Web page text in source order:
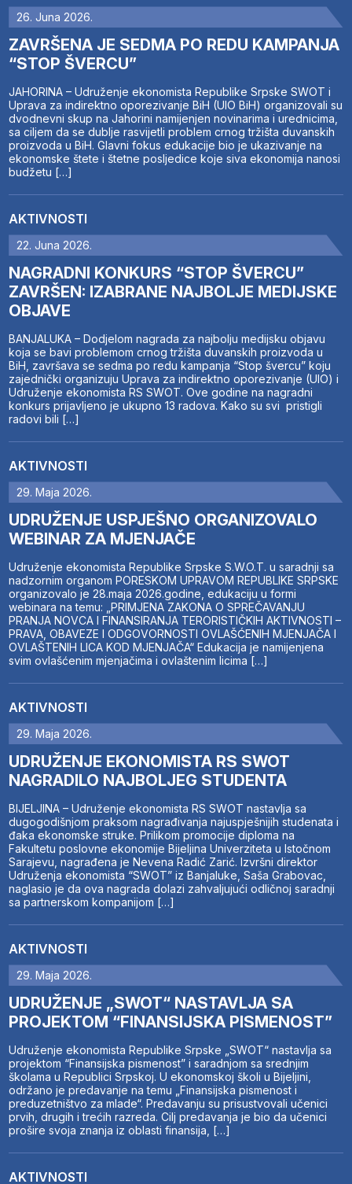
26. Juna 2026.
ZAVRŠENA JE SEDMA PO REDU KAMPANJA
“STOP ŠVERCU”
JAHORINA – Udruženje ekonomista Republike Srpske SWOT i
Uprava za indirektno oporezivanje BiH (UIO BiH) organizovali su
dvodnevni skup na Jahorini namijenjen novinarima i urednicima,
sa ciljem da se dublje rasvijetli problem crnog tržišta duvanskih
proizvoda u BiH. Glavni fokus edukacije bio je ukazivanje na
ekonomske štete i štetne posljedice koje siva ekonomija nanosi
budžetu […]
AKTIVNOSTI
22. Juna 2026.
NAGRADNI KONKURS “STOP ŠVERCU”
ZAVRŠEN: IZABRANE NAJBOLJE MEDIJSKE
OBJAVE
BANJALUKA – Dodjelom nagrada za najbolju medijsku objavu
koja se bavi problemom crnog tržišta duvanskih proizvoda u
BiH, završava se sedma po redu kampanja “Stop švercu” koju
zajednički organizuju Uprava za indirektno oporezivanje (UIO) i
Udruženje ekonomista RS SWOT. Ove godine na nagradni
konkurs prijavljeno je ukupno 13 radova. Kako su svi pristigli
radovi bili […]
AKTIVNOSTI
29. Maja 2026.
UDRUŽENJE USPJEŠNO ORGANIZOVALO
WEBINAR ZA MJENJAČE
Udruženje ekonomista Republike Srpske S.W.O.T. u saradnji sa
nadzornim organom PORESKOM UPRAVOM REPUBLIKE SRPSKE
organizovalo je 28.maja 2026.godine, edukaciju u formi
webinara na temu: „PRIMJENA ZAKONA O SPREČAVANJU
PRANJA NOVCA I FINANSIRANJA TERORISTIČKIH AKTIVNOSTI –
PRAVA, OBAVEZE I ODGOVORNOSTI OVLAŠĆENIH MJENJAČA I
OVLAŠTENIH LICA KOD MJENJAČA“ Edukacija je namijenjena
svim ovlašćenim mjenjačima i ovlaštenim licima […]
AKTIVNOSTI
29. Maja 2026.
UDRUŽENJE EKONOMISTA RS SWOT
NAGRADILO NAJBOLJEG STUDENTA
BIJELJINA – Udruženje ekonomista RS SWOT nastavlja sa
dugogodišnjom praksom nagrađivanja najuspješnijih studenata i
đaka ekonomske struke. Prilikom promocije diploma na
Fakultetu poslovne ekonomije Bijeljina Univerziteta u Istočnom
Sarajevu, nagrađena je Nevena Radić Zarić. Izvršni direktor
Udruženja ekonomista “SWOT” iz Banjaluke, Saša Grabovac,
naglasio je da ova nagrada dolazi zahvaljujući odličnoj saradnji
sa partnerskom kompanijom […]
AKTIVNOSTI
29. Maja 2026.
UDRUŽENJE „SWOT“ NASTAVLJA SA
PROJEKTOM “FINANSIJSKA PISMENOST”
Udruženje ekonomista Republike Srpske „SWOT“ nastavlja sa
projektom “Finansijska pismenost” i saradnjom sa srednjim
školama u Republici Srpskoj. U ekonomskoj školi u Bijeljini,
održano je predavanje na temu „Finansijska pismenost i
preduzetništvo za mlade“. Predavanju su prisustvovali učenici
prvih, drugih i trećih razreda. Cilj predavanja je bio da učenici
prošire svoja znanja iz oblasti finansija, […]
AKTIVNOSTI